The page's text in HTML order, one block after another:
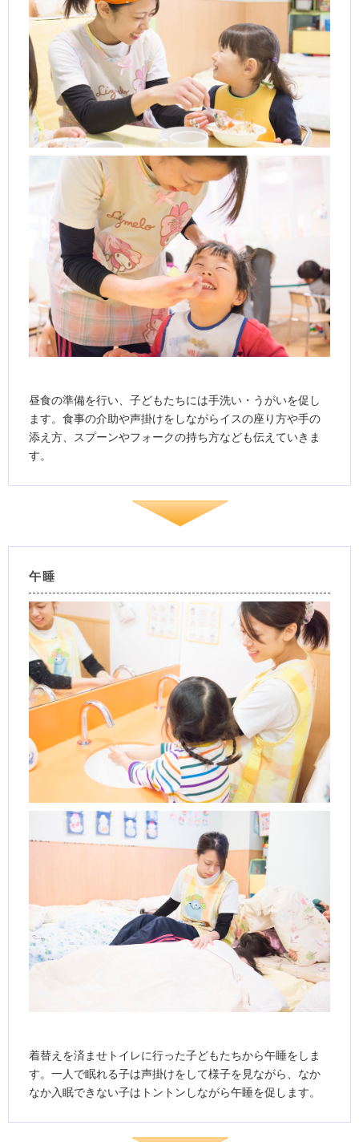
昼食の準備を行い、子どもたちには手洗い・うがいを促し
ます。食事の介助や声掛けをしながらイスの座り方や手の
添え方、スプーンやフォークの持ち方なども伝えていきま
す。
午睡
着替えを済ませトイレに行った子どもたちから午睡をしま
す。一人で眠れる子は声掛けをして様子を見ながら、なか
なか入眠できない子はトントンしながら午睡を促します。